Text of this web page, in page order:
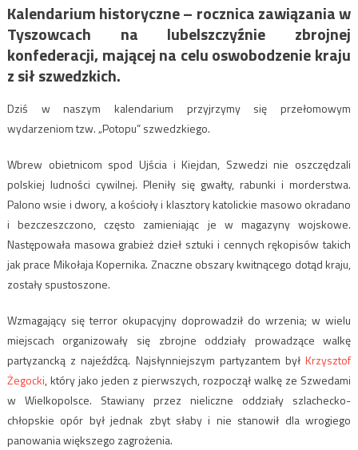
Kalendarium historyczne – rocznica zawiązania w
Tyszowcach na lubelszczyźnie zbrojnej
konfederacji, mającej na celu oswobodzenie kraju
z sił szwedzkich.
Dziś w naszym kalendarium przyjrzymy się przełomowym
wydarzeniom tzw. „Potopu” szwedzkiego.
Wbrew obietnicom spod Ujścia i Kiejdan, Szwedzi nie oszczędzali
polskiej ludności cywilnej. Pleniły się gwałty, rabunki i morderstwa.
Palono wsie i dwory, a kościoły i klasztory katolickie masowo okradano
i bezczeszczono, często zamieniając je w magazyny wojskowe.
Następowała masowa grabież dzieł sztuki i cennych rękopisów takich
jak prace Mikołaja Kopernika. Znaczne obszary kwitnącego dotąd kraju,
zostały spustoszone.
Wzmagający się terror okupacyjny doprowadził do wrzenia; w wielu
miejscach organizowały się zbrojne oddziały prowadzące walkę
partyzancką z najeźdźcą. Najsłynniejszym partyzantem byłKrzysztof
Żegocki, który jako jeden z pierwszych, rozpoczął walkę ze Szwedami
w Wielkopolsce. Stawiany przez nieliczne oddziały szlachecko-
chłopskie opór był jednak zbyt słaby i nie stanowił dla wrogiego
panowania większego zagrożenia.